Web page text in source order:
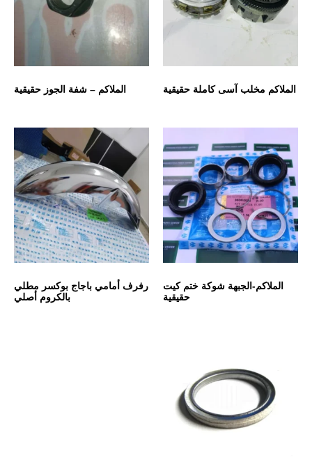
الملاكم مخلب آسى كاملة حقيقية الملاكم – شفة الجوز حقيقية
الملاكم-الجبهة شوكة ختم كيت
حقيقية
رفرف أمامي باجاج بوكسر مطلي
بالكروم أصلي